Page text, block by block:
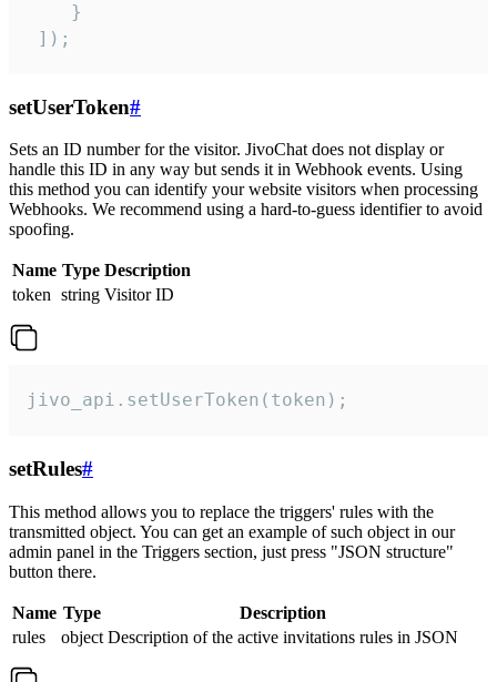
    }
]);
setUserToken#
Sets an ID number for the visitor. JivoChat does not display or
handle this ID in any way but sends it in Webhook events. Using
this method you can identify your website visitors when processing
Webhooks. We recommend using a hard-to-guess identifier to avoid
spoofing.
Name Type Description
token string Visitor ID
jivo_api.setUserToken(token);
setRules#
This method allows you to replace the triggers' rules with the
transmitted object. You can get an example of such object in our
admin panel in the Triggers section, just press "JSON structure"
button there.
Name Type
Description
rules
object Description of the active invitations rules in JSON